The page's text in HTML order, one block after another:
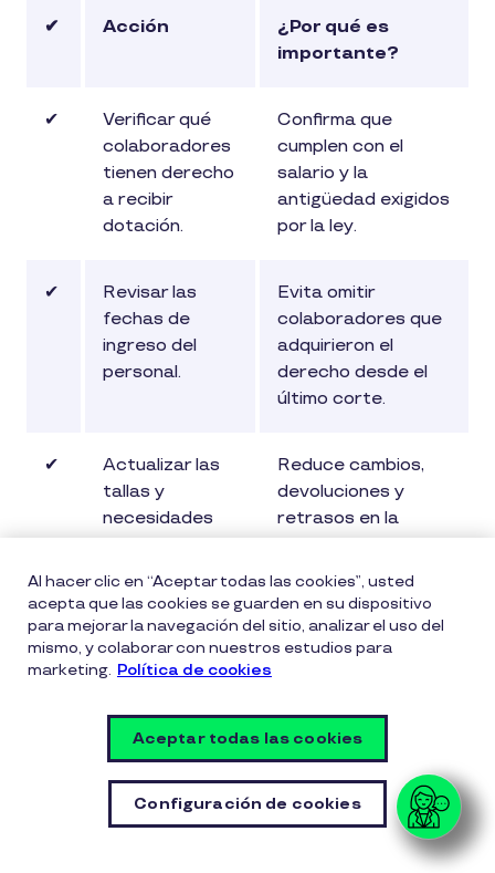
✔ Acción
¿Por qué es
importante?
✔
Verificar qué
colaboradores
tienen derecho
a recibir
dotación.
Confirma que
cumplen con el
salario y la
antigüedad exigidos
por la ley.
✔
Revisar las
fechas de
ingreso del
personal.
Evita omitir
colaboradores que
adquirieron el
derecho desde el
último corte.
✔
Actualizar las
tallas y
necesidades
de cada
colaborador.
Reduce cambios,
devoluciones y
retrasos en la
entrega.
✔
Definir el
presupuesto
anticipación.
Facilita la
compras de última
hora.
Coordinar la
Disminuye el riesgo
de incumplir las
fechas legales por
Al hacer clic en “Aceptar todas las cookies”, usted
acepta que las cookies se guarden en su dispositivo
para mejorar la navegación del sitio, analizar el uso del
mismo, y colaborar con nuestros estudios para
marketing. Política de cookies
Configuración de cookies
Aceptar todas las cookies